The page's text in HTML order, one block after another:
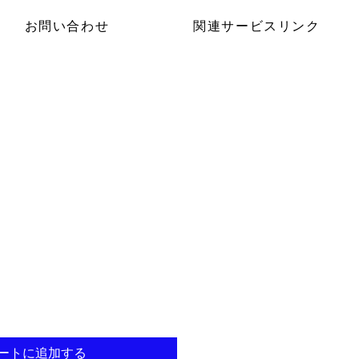
お問い合わせ 関連サービスリンク
トに追加する